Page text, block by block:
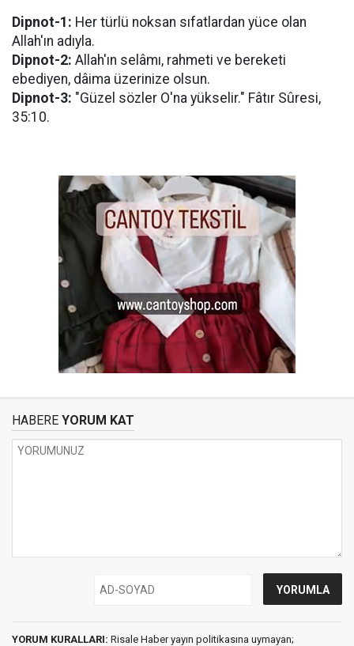
Dipnot-1: Her türlü noksan sıfatlardan yüce olan
Allah'ın adıyla.
Dipnot-2: Allah'ın selâmı, rahmeti ve bereketi
ebediyen, dâima üzerinize olsun.
Dipnot-3: "Güzel sözler O'na yükselir." Fâtır Sûresi,
35:10.
HABERE YORUM KAT
YORUM KURALLARI: Risale Haber yayın politikasına uymayan;